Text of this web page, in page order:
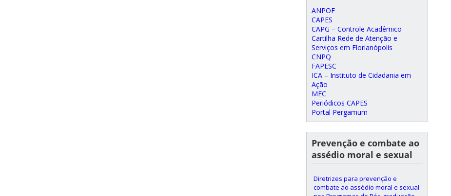
ANPOF
CAPES
CAPG – Controle Acadêmico
Cartilha Rede de Atenção e
Serviços em Florianópolis
CNPQ
FAPESC
ICA – Instituto de Cidadania em
Ação
MEC
Periódicos CAPES
Portal Pergamum
Prevenção e combate ao
assédio moral e sexual
Diretrizes para prevenção e
combate ao assédio moral e sexual